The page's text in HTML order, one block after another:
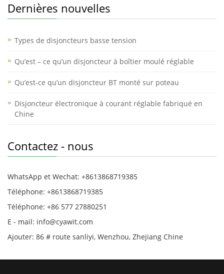
Dernières nouvelles
Types de disjoncteurs basse tension
Qu’est – ce qu’un disjoncteur à boîtier moulé réglable
Qu’est-ce qu’un disjoncteur BT monté sur poteau
Disjoncteur électronique à courant réglable fabriqué en
Chine
Contactez - nous
WhatsApp et Wechat: +8613868719385
Téléphone: +8613868719385
Téléphone: +86 577 27880251
E - mail: info@cyawit.com
Ajouter: 86 # route sanliyi, Wenzhou, Zhejiang Chine